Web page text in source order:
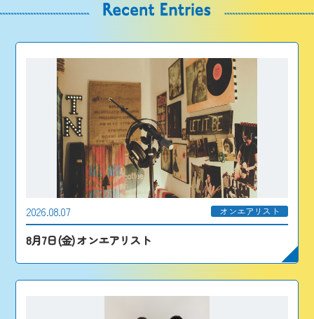
2026.08.07 オンエアリスト
8月7日(金) オンエアリスト